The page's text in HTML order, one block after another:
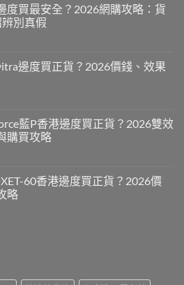
度買最安全？2026網購攻略：貨
別真假
邊度買正貨？2026價錢、效果
藍P香港邊度買正貨？2026雙效
購買攻略
60香港邊度買正貨？2026價
略